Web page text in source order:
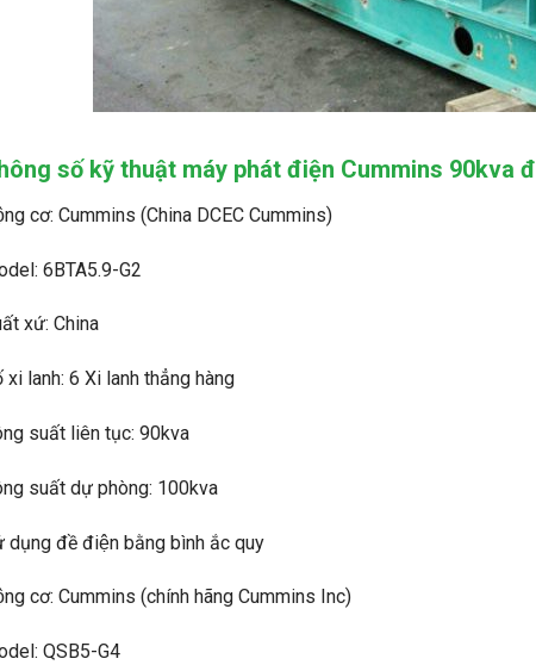
số kỹ thuật máy phát điện Cummins 90kva
cơ: Cummins (China DCEC Cummins)
6BTA5.9-G2
xứ: China
xi lanh: 6 Xi lanh thẳng hàng
suất liên tục: 90kva
suất dự phòng: 100kva
dụng đề điện bằng bình ắc quy
cơ: Cummins (chính hãng Cummins Inc)
QSB5-G4